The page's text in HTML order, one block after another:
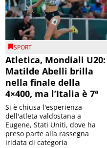
SPORT
Atletica, Mondiali U20:
Matilde Abelli brilla
nella finale della
4×400, ma l’Italia è 7ª
Si è chiusa l'esperienza
dell'atleta valdostana a
Eugene, Stati Uniti, dove ha
preso parte alla rassegna
iridata di categoria